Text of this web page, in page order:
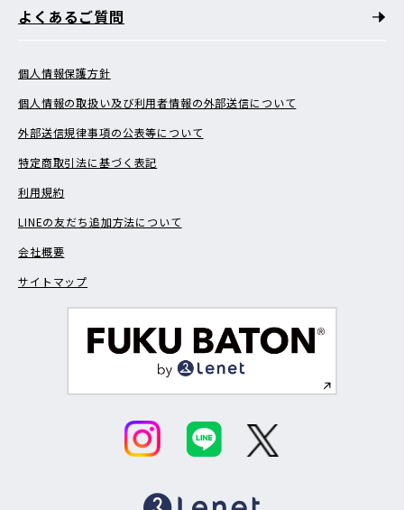
よくあるご質問
個人情報保護方針
個人情報の取扱い及び利用者情報の外部送信について
外部送信規律事項の公表等について
特定商取引法に基づく表記
利用規約
LINEの友だち追加方法について
会社概要
サイトマップ